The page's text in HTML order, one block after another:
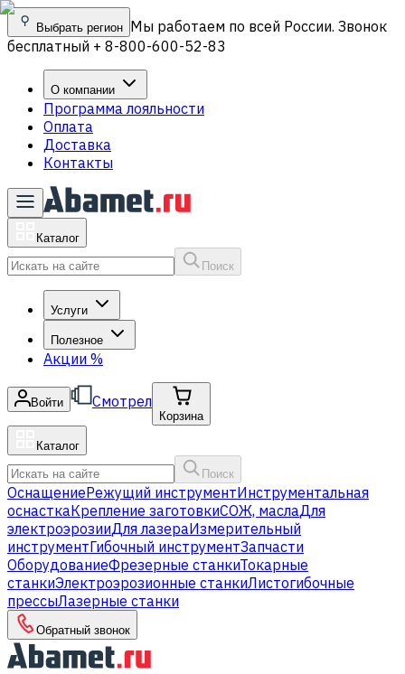
Выбрать регион Мы работаем по всей России. Звонок
бесплатный + 8-800-600-52-83
О компании
Программа лояльности
Оплата
Доставка
Контакты
Каталог
Поиск
Услуги
Полезное
Акции %
Войти Смотрел
Корзина
Каталог
Поиск
ОснащениеРежущий инструментИнструментальная
оснасткаКрепление заготовкиСОЖ, маслаДля
электроэрозииДля лазераИзмерительный
инструментГибочный инструментЗапчасти
ОборудованиеФрезерные станкиТокарные
станкиЭлектроэрозионные станкиЛистогибочные
прессыЛазерные станки
Обратный звонок